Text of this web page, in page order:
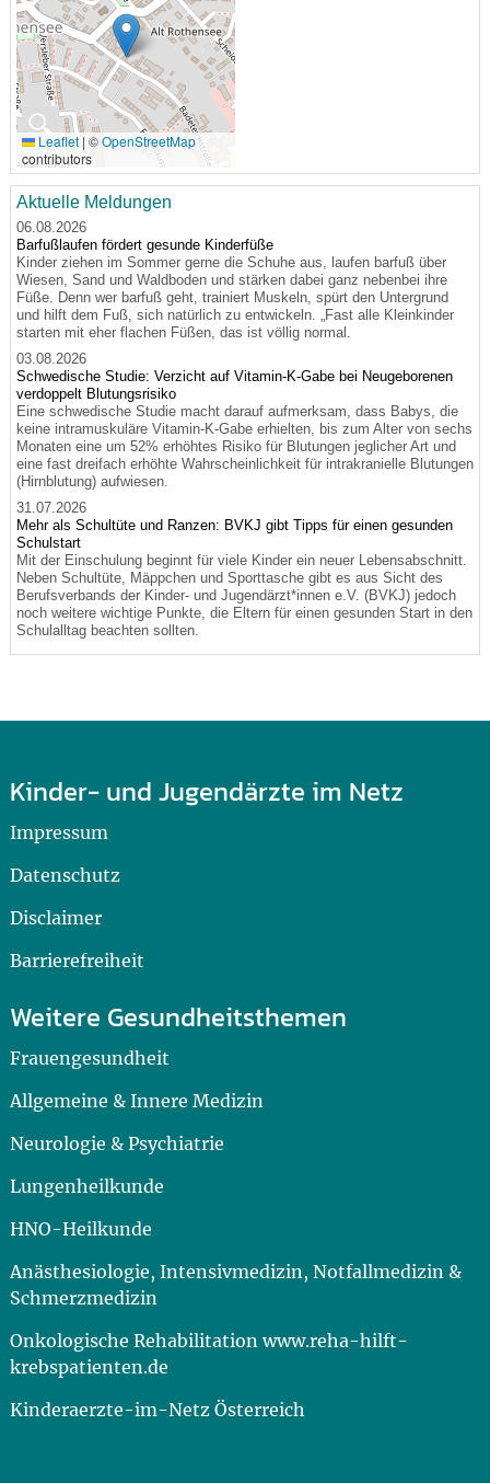
🔍
Leaflet | ©OpenStreetMap
contributors
Aktuelle Meldungen
06.08.2026
Barfußlaufen fördert gesunde Kinderfüße
Kinder ziehen im Sommer gerne die Schuhe aus, laufen barfuß über
Wiesen, Sand und Waldboden und stärken dabei ganz nebenbei ihre
Füße. Denn wer barfuß geht, trainiert Muskeln, spürt den Untergrund
und hilft dem Fuß, sich natürlich zu entwickeln. „Fast alle Kleinkinder
starten mit eher flachen Füßen, das ist völlig normal.
03.08.2026
Schwedische Studie: Verzicht auf Vitamin-K-Gabe bei Neugeborenen
verdoppelt Blutungsrisiko
Eine schwedische Studie macht darauf aufmerksam, dass Babys, die
keine intramuskuläre Vitamin-K-Gabe erhielten, bis zum Alter von sechs
Monaten eine um 52% erhöhtes Risiko für Blutungen jeglicher Art und
eine fast dreifach erhöhte Wahrscheinlichkeit für intrakranielle Blutungen
(Hirnblutung) aufwiesen.
31.07.2026
Mehr als Schultüte und Ranzen: BVKJ gibt Tipps für einen gesunden
Schulstart
Mit der Einschulung beginnt für viele Kinder ein neuer Lebensabschnitt.
Neben Schultüte, Mäppchen und Sporttasche gibt es aus Sicht des
Berufsverbands der Kinder- und Jugendärzt*innen e.V. (BVKJ) jedoch
noch weitere wichtige Punkte, die Eltern für einen gesunden Start in den
Schulalltag beachten sollten.
Kinder- und Jugendärzte im Netz
Impressum
Datenschutz
Disclaimer
Barrierefreiheit
Weitere Gesundheitsthemen
Frauengesundheit
Allgemeine & Innere Medizin
Neurologie & Psychiatrie
Lungenheilkunde
HNO-Heilkunde
Anästhesiologie, Intensivmedizin, Notfallmedizin &
Schmerzmedizin
Onkologische Rehabilitation www.reha-hilft-
krebspatienten.de
Kinderaerzte-im-Netz Österreich